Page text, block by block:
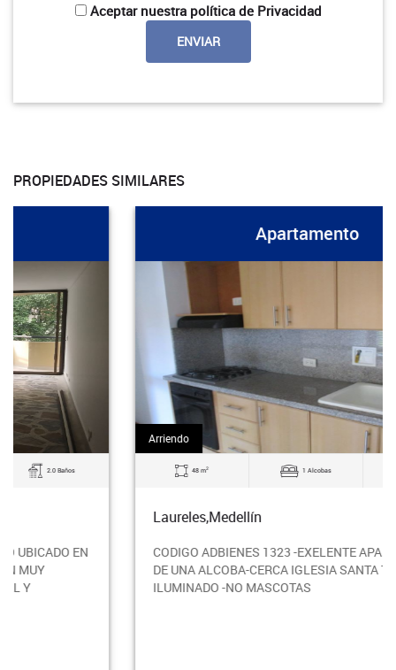
Aceptar nuestra política de Privacidad
PROPIEDADES SIMILARES
Arriendo
1 Alcobas 2.0 Baños
CODIGO ADBIENES 1323 -EXELENTE APARTAMRNTO
DE UNA ALCOBA-CERCA IGLESIA SANTA TERESITA-
ILUMINADO -NO MASCOTAS